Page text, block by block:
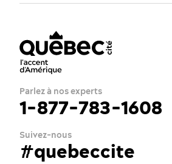
Parlez à nos experts
1-877-783-1608
Suivez-nous
#quebeccite